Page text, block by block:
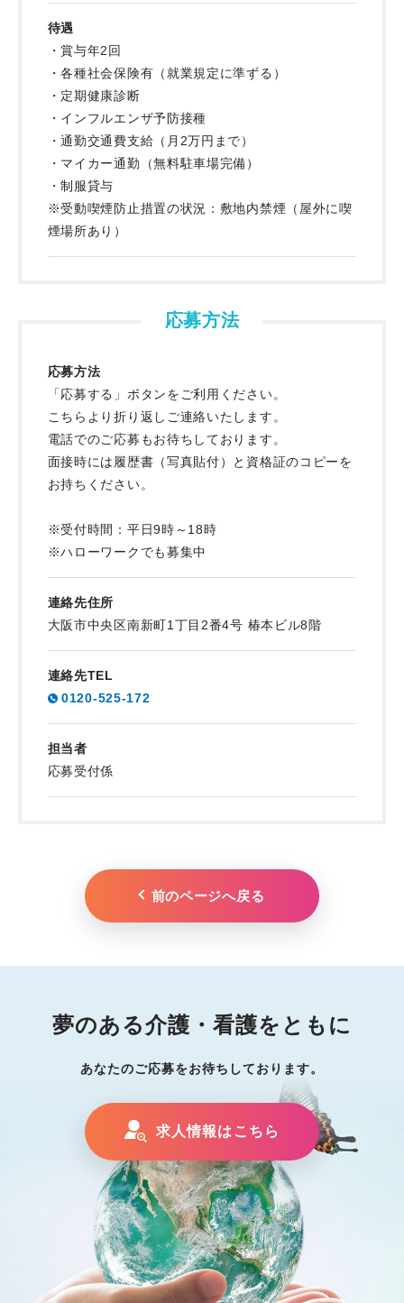
待遇
・賞与年2回
・各種社会保険有（就業規定に準ずる）
・定期健康診断
・インフルエンザ予防接種
・通勤交通費支給（月2万円まで）
・マイカー通勤（無料駐車場完備）
・制服貸与
※受動喫煙防止措置の状況：敷地内禁煙（屋外に喫
煙場所あり）
応募方法
応募方法
「応募する」ボタンをご利用ください。
こちらより折り返しご連絡いたします。
電話でのご応募もお待ちしております。
面接時には履歴書（写真貼付）と資格証のコピーを
お持ちください。
※受付時間：平日9時～18時
※ハローワークでも募集中
連絡先住所
大阪市中央区南新町1丁目2番4号 椿本ビル8階
連絡先TEL
0120-525-172
担当者
応募受付係
前のページへ戻る
夢のある介護・看護をともに
あなたのご応募をお待ちしております。
求人情報はこちら